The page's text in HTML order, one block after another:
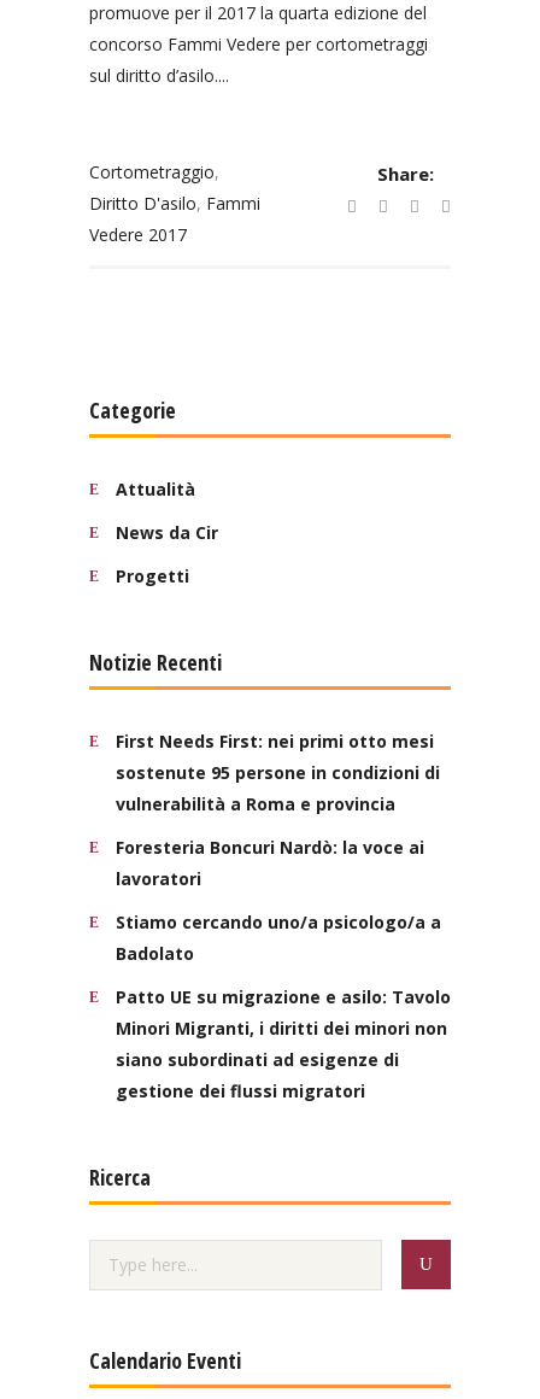
promuove per il 2017 la quarta edizione del
concorso Fammi Vedere per cortometraggi
sul diritto d’asilo....
Cortometraggio,
Diritto D'asilo, Fammi
Vedere 2017
Share:
Categorie
Attualità
News da Cir
Progetti
Notizie Recenti
First Needs First: nei primi otto mesi
sostenute 95 persone in condizioni di
vulnerabilità a Roma e provincia
Foresteria Boncuri Nardò: la voce ai
lavoratori
Stiamo cercando uno/a psicologo/a a
Badolato
Patto UE su migrazione e asilo: Tavolo
Minori Migranti, i diritti dei minori non
siano subordinati ad esigenze di
gestione dei flussi migratori
Ricerca
Calendario Eventi